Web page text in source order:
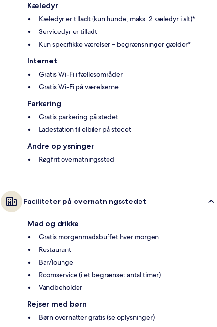
Kæledyr
Kæledyr er tilladt (kun hunde, maks. 2 kæledyr i alt)*
Servicedyr er tilladt
Kun specifikke værelser – begrænsninger gælder*
Internet
Gratis Wi-Fi i fællesområder
Gratis Wi-Fi på værelserne
Parkering
Gratis parkering på stedet
Ladestation til elbiler på stedet
Andre oplysninger
Røgfrit overnatningssted
Faciliteter på overnatningsstedet
Mad og drikke
Gratis morgenmadsbuffet hver morgen
Restaurant
Bar/lounge
Roomservice (i et begrænset antal timer)
Vandbeholder
Rejser med børn
Børn overnatter gratis (se oplysninger)